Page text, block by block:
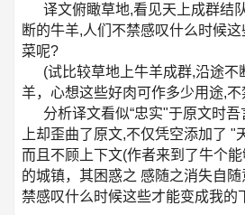
译文俯瞰草地,看见天上成群结
断的牛羊,人们不禁感叹什么时候
菜呢?
(试比较草地上牛羊成群,沿途不
羊，心想这些好肉可作多少用途,
分析译文看似“忠实"于原文时
上却歪曲了原文,不仅凭空添加了 "
而且不顾上下文(作者来到了牛个
的城镇，其困惑之 感随之消失自
禁感叹什么时候这些才能变成我的